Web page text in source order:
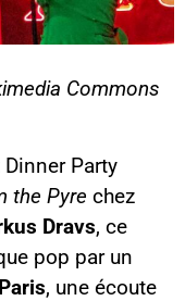
Commons
Party
the Pyre chez
Dravs, ce
pop par un
Paris, une écoute